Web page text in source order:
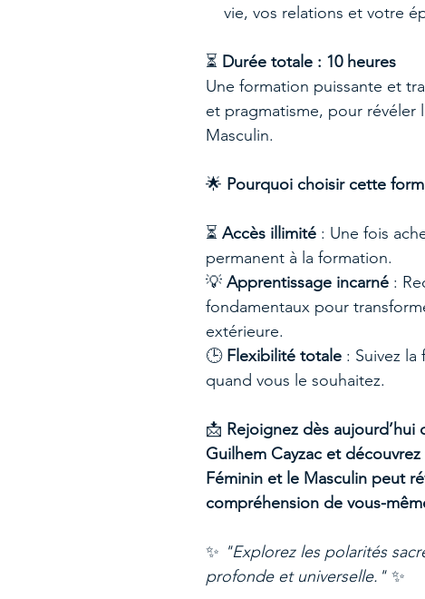
vie, vos relations et votre
⏳ Durée totale : 10 heures
Une formation puissante et
et pragmatisme, pour révéler
Masculin.
🌟 Pourquoi choisir cette
⏳ Accès illimité : Une fois
permanent à la formation.
💡 Apprentissage incarné :
fondamentaux pour
extérieure.
🕒 Flexibilité totale : Suivez
quand vous le souhaitez.
📩 Rejoignez dès
Guilhem Cayzac et
Féminin et le Masculin peut
compréhension de vous-
✨ "Explorez les polarités
profonde et universelle." ✨